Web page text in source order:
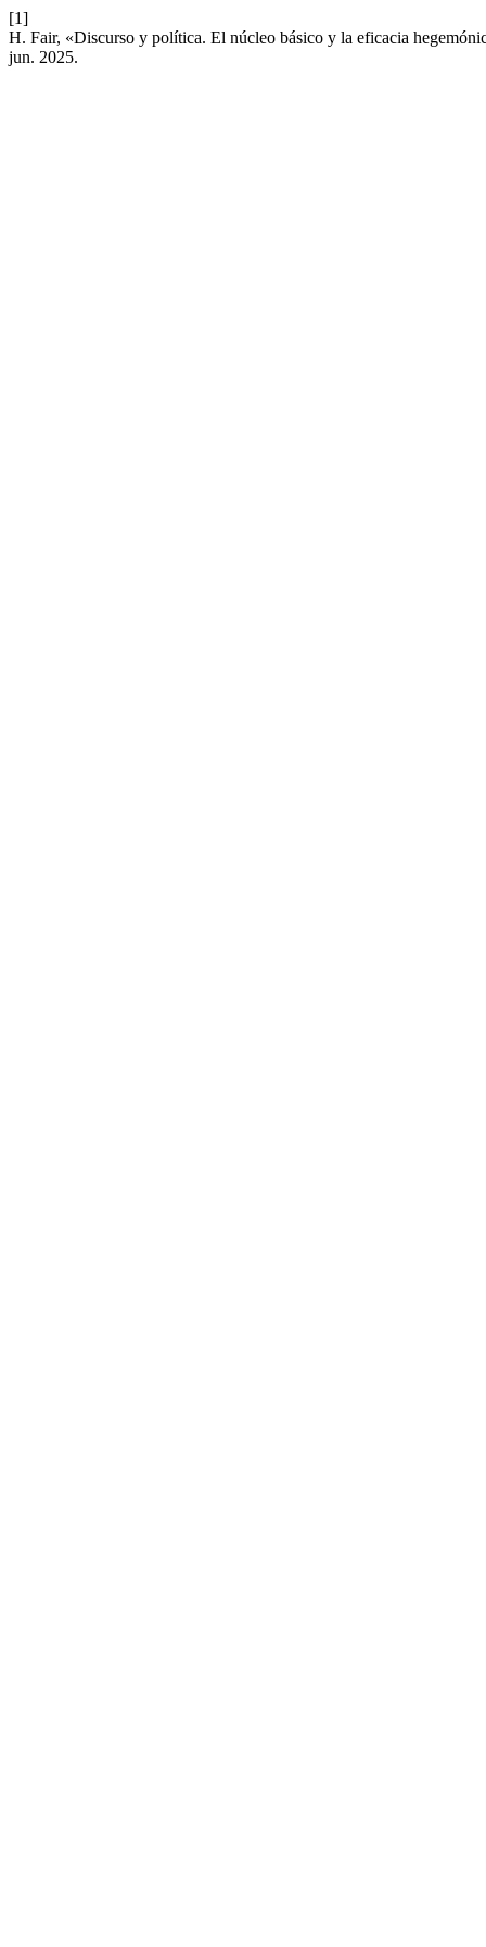
[1]
H. Fair, «Discurso y política. El núcleo básico y la eficacia
jun. 2025.